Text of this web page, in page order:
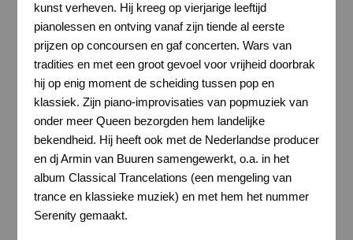
kunst verheven. Hij kreeg op vierjarige leeftijd
pianolessen en ontving vanaf zijn tiende al eerste
prijzen op concoursen en gaf concerten. Wars van
tradities en met een groot gevoel voor vrijheid doorbrak
hij op enig moment de scheiding tussen pop en
klassiek. Zijn piano-improvisaties van popmuziek van
onder meer Queen bezorgden hem landelijke
bekendheid. Hij heeft ook met de Nederlandse producer
en dj Armin van Buuren samengewerkt, o.a. in het
album Classical Trancelations (een mengeling van
trance en klassieke muziek) en met hem het nummer
Serenity gemaakt.